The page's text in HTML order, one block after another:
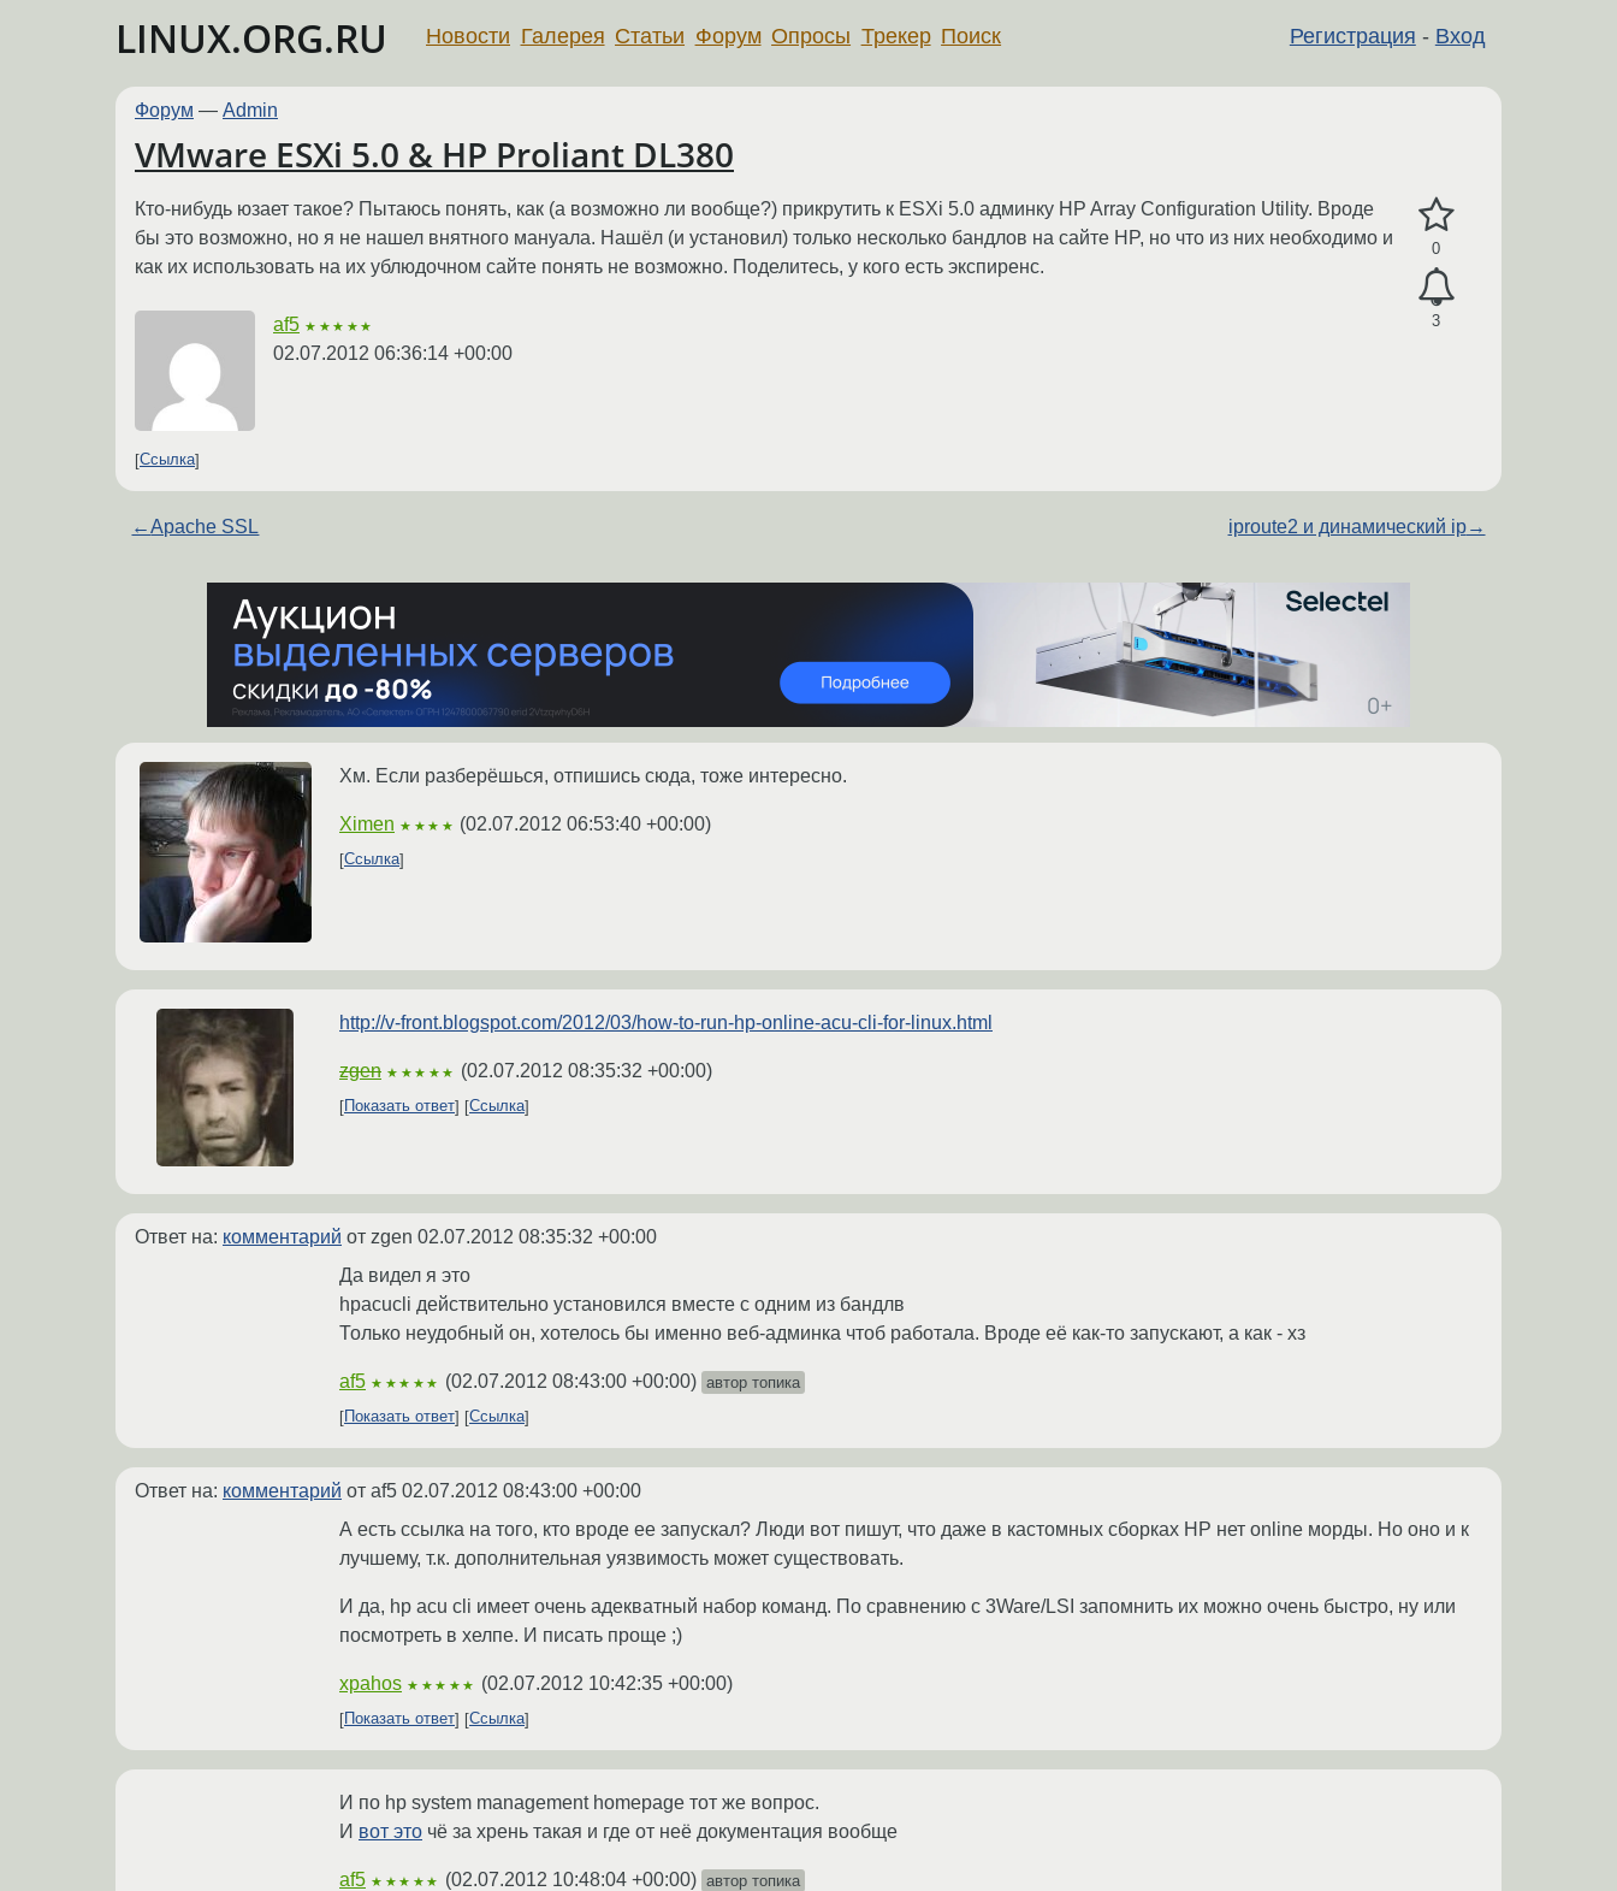
LINUX.ORG.RU Регистрация - Вход
Новости Галерея Статьи Форум Опросы Трекер Поиск
Форум — Admin
VMware ESXi 5.0 & HP Proliant DL380
0
3
Кто-нибудь юзает такое? Пытаюсь понять, как (а возможно ли вообще?) прикрутить к ESXi 5.0 админку HP Array Configuration Utility. Вроде
бы это возможно, но я не нашел внятного мануала. Нашёл (и установил) только несколько бандлов на сайте HP, но что из них необходимо и
как их использовать на их ублюдочном сайте понять не возможно. Поделитесь, у кого есть экспиренс.
af5 ★★★★★
02.07.2012 06:36:14 +00:00
Ссылка
←Apache SSL iproute2 и динамический ip→
Хм. Если разберёшься, отпишись сюда, тоже интересно.
Ximen ★★★★ (02.07.2012 06:53:40 +00:00)
Ссылка
http://v-front.blogspot.com/2012/03/how-to-run-hp-online-acu-cli-for-linux.html
zgen ★★★★★ (02.07.2012 08:35:32 +00:00)
Показать ответ Ссылка
Ответ на: комментарий от zgen 02.07.2012 08:35:32 +00:00
Да видел я это
hpacucli действительно установился вместе с одним из бандлв
Только неудобный он, хотелось бы именно веб-админка чтоб работала. Вроде её как-то запускают, а как - хз
af5 ★★★★★ (02.07.2012 08:43:00 +00:00) автор топика
Показать ответ
Ссылка
Ответ на: комментарий от af5 02.07.2012 08:43:00 +00:00
А есть ссылка на того, кто вроде ее запускал? Люди вот пишут, что даже в кастомных сборках HP нет online морды. Но оно и к
лучшему, т.к. дополнительная уязвимость может существовать.
И да, hp acu cli имеет очень адекватный набор команд. По сравнению с 3Ware/LSI запомнить их можно очень быстро, ну или
посмотреть в хелпе. И писать проще ;)
xpahos ★★★★★ (02.07.2012 10:42:35 +00:00)
Показать ответ Ссылка
И по hp system management homepage тот же вопрос.
И вот это чё за хрень такая и где от неё документация вообще
af5 ★★★★★ (02.07.2012 10:48:04 +00:00) автор топика